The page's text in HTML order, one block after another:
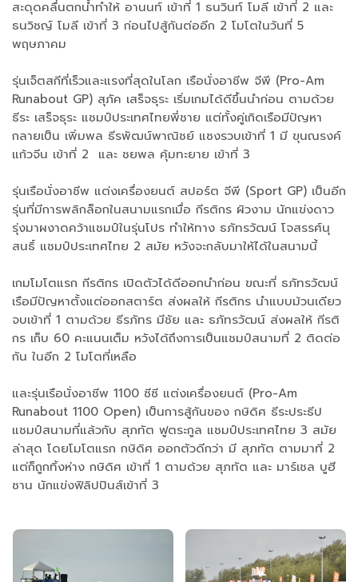
สะดุดคลื่นตกน้ำทำให้ อานนท์ เข้าที่ 1 ธนวินท์ โมลี เข้าที่ 2 และ
ธนวิชญ์ โมลี เข้าที่ 3 ก่อนไปสู้กันต่ออีก 2 โมโตในวันที่ 5
พฤษภาคม
รุ่นเจ็ตสกีที่เร็วและแรงที่สุดในโลก เรือนั่งอาชีพ จีพี (Pro-Am
Runabout GP) สุภัค เสร็จธุระ เริ่มเกมได้ดีขึ้นนำก่อน ตามด้วย
ธีระ เสร็จธุระ แชมป์ประเทศไทยพี่ชาย แต่ทั้งคู่เกิดเรือมีปัญหา
กลายเป็น เพิ่มพล ธีรพัฒน์พาณิชย์ แซงรวบเข้าที่ 1 มี ขุนณรงค์
แก้วจีน เข้าที่ 2 และ ชยพล คุ้มทะยาย เข้าที่ 3
รุ่นเรือนั่งอาชีพ แต่งเครื่องยนต์ สปอร์ต จีพี (Sport GP) เป็นอีก
รุ่นที่มีการพลิกล็อกในสนามแรกเมื่อ กีรติกร ผิวงาม นักแข่งดาว
รุ่งมาผงาดคว้าแชมป์ในรุ่นโปร ทำให้ทาง ธภัทรวัฒน์ โจสรรศ์นุ
สนธิ์ แชมป์ประเทศไทย 2 สมัย หวังจะกลับมาให้ได้ในสนามนี้
เกมโมโตแรก กีรติกร เปิดตัวได้ดีออกนำก่อน ขณะที่ ธภัทรวัฒน์
เรือมีปัญหาตั้งแต่ออกสตาร์ต ส่งผลให้ กีรติกร นำแบบม้วนเดียว
จบเข้าที่ 1 ตามด้วย ธีรภัทร มีชัย และ ธภัทรวัฒน์ ส่งผลให้ กีรติ
กร เก็บ 60 คะแนนเต็ม หวังได้ถึงการเป็นแชมป์สนามที่ 2 ติดต่อ
กัน ในอีก 2 โมโตที่เหลือ
และรุ่นเรือนั่งอาชีพ 1100 ซีซี แต่งเครื่องยนต์ (Pro-Am
Runabout 1100 Open) เป็นการสู้กันของ กษิดิศ ธีระประธีป
แชมป์สนามที่แล้วกับ สุภทัต ฟูตระกูล แชมป์ประเทศไทย 3 สมัย
ล่าสุด โดยโมโตแรก กษิดิศ ออกตัวดีกว่า มี สุภทัต ตามมาที่ 2
แต่ก็ถูกทิ้งห่าง กษิดิศ เข้าที่ 1 ตามด้วย สุภทัต และ มาร์เชล บูฮี
ซาน นักแข่งฟิลิปปินส์เข้าที่ 3